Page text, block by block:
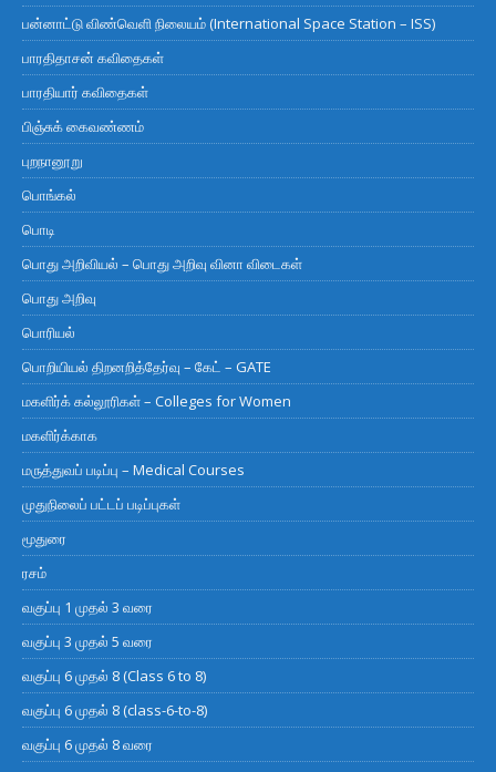
பன்னாட்டு விண்வெளி நிலையம் (International Space Station – ISS)
பாரதிதாசன் கவிதைகள்
பாரதியார் கவிதைகள்
பிஞ்சுக் கைவண்ணம்
புறநானூறு
பொங்கல்
பொடி
பொது அறிவியல் – பொது அறிவு வினா விடைகள்
பொது அறிவு
பொரியல்
பொறியியல் திறனறித்தேர்வு – கேட் – GATE
மகளிர்க் கல்லூரிகள் – Colleges for Women
மகளிர்க்காக
மருத்துவப் படிப்பு – Medical Courses
முதுநிலைப் பட்டப் படிப்புகள்
மூதுரை
ரசம்
வகுப்பு 1 முதல் 3 வரை
வகுப்பு 3 முதல் 5 வரை
வகுப்பு 6 முதல் 8 (Class 6 to 8)
வகுப்பு 6 முதல் 8 (class-6-to-8)
வகுப்பு 6 முதல் 8 வரை